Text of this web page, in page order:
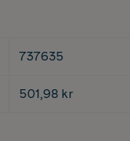
737635
501,98 kr